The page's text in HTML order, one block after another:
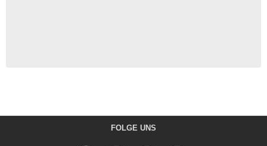
FOLGE UNS